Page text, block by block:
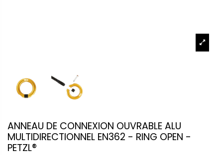
ANNEAU DE CONNEXION OUVRABLE ALU
MULTIDIRECTIONNEL EN362 - RING OPEN -
PETZL®